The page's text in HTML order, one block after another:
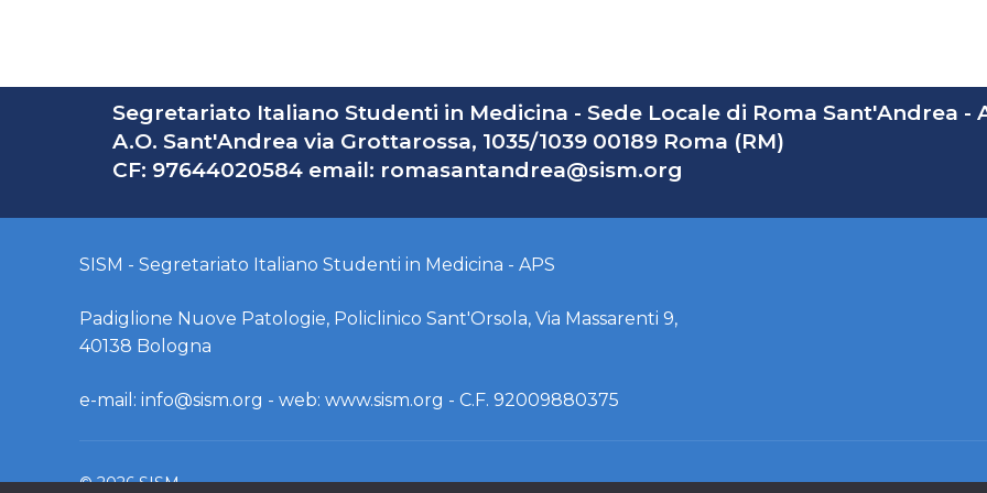
Segretariato Italiano Studenti in Medicina - Sede Locale di Roma Sant'Andrea -
A.O. Sant'Andrea via Grottarossa, 1035/1039 00189 Roma (RM)
CF: 97644020584 email: romasantandrea@sism.org
SISM - Segretariato Italiano Studenti in Medicina - APS
Padiglione Nuove Patologie, Policlinico Sant'Orsola, Via Massarenti 9,
40138 Bologna
e-mail: info@sism.org - web: www.sism.org - C.F. 92009880375
© 2026 SISM